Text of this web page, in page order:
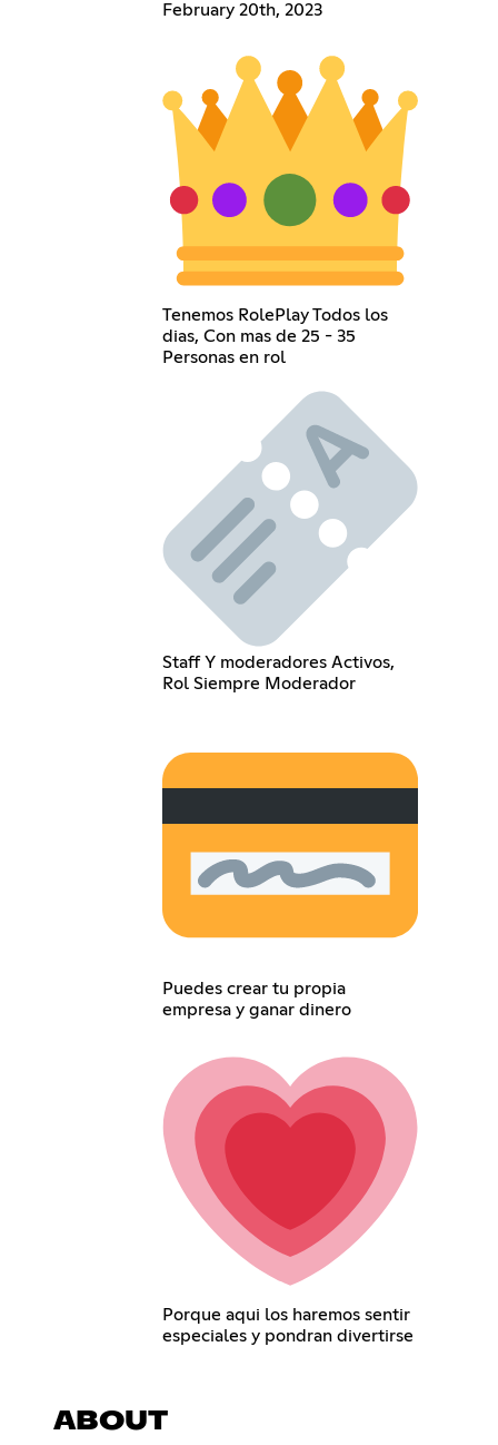
February 20th, 2023
Tenemos RolePlay Todos los
dias, Con mas de 25 - 35
Personas en rol
Staff Y moderadores Activos,
Rol Siempre Moderador
Puedes crear tu propia
empresa y ganar dinero
Porque aqui los haremos sentir
especiales y pondran divertirse
ABOUT